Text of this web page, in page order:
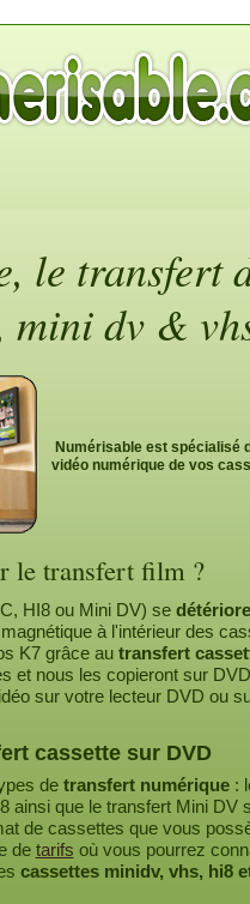
le transfert
mini dv &
Numérisable est spécialisé
vidéo numérique de vos
le transfert film ?
HI8 ou Mini DV) se
à l'intérieur des
K7 grâce au transfert
et nous les copieront sur
sur votre lecteur DVD ou
cassette sur DVD
de transfert numérique:
ainsi que le transfert Mini DV
de cassettes que vous
de tarifs où vous pourrez
cassettes minidv, vhs, hi8